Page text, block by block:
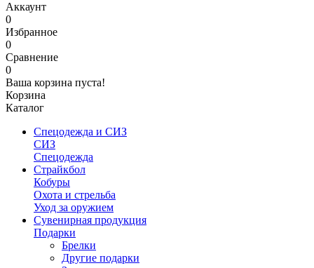
Аккаунт
0
Избранное
0
Сравнение
0
Ваша корзина пуста!
Корзина
Каталог
Спецодежда и СИЗ
СИЗ
Спецодежда
Страйкбол
Кобуры
Охота и стрельба
Уход за оружием
Сувенирная продукция
Подарки
Брелки
Другие подарки